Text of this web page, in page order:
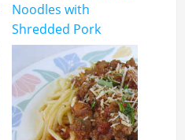
Noodles with
Shredded Pork